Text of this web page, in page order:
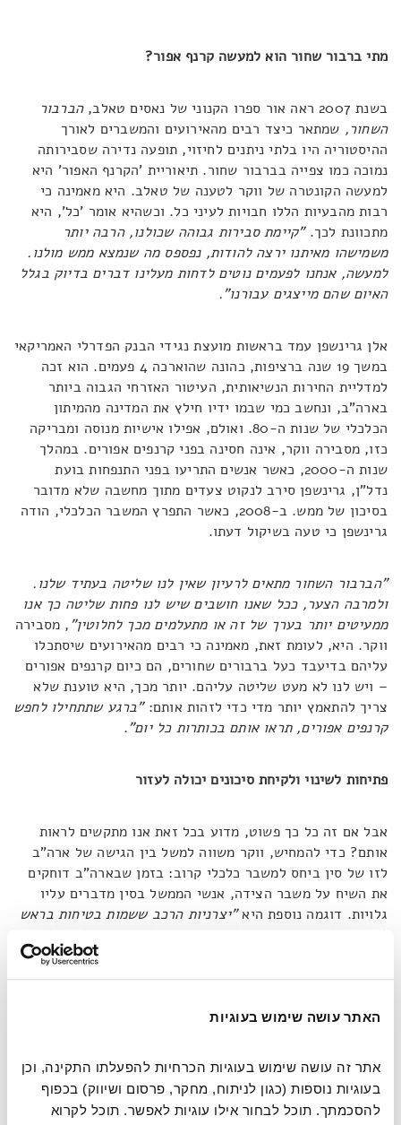
האתר עושה שימוש בעוגיות
מתי ברבור שחור הוא למעשה קרנף אפור?
בשנת 2007 ראה אור ספרו הקנוני של נאסים טאלב,
הברבור
השחור, שמתאר כיצד רבים מהאירועים והמשברים לאורך
ההיסטוריה היו בלתי ניתנים לחיזוי, תופעה נדירה שסבירותה
נמוכה כמו צפייה בברבור שחור. תיאוריית 'הקרנף האפור' היא
למעשה הקונטרה של ווקר לטענה של טאלב. היא מאמינה כי
רבות מהבעיות הללו חבויות לעיני כל. וכשהיא אומר 'כל', היא
מתכוונת לכך."קיימת סבירות גבוהה שכולנו, הרבה יותר
משמישהו מאיתנו ירצה להודות, נפספס מה שנמצא ממש מולנו.
למעשה, אנחנו לפעמים נוטים לדחות מעלינו דברים בדיוק בגלל
האיום שהם מייצגים עבורנו".
אלן גרינשפן עמד בראשות מועצת נגידי הבנק הפדרלי האמריקאי
במשך 19 שנה ברציפות, כהונה שהוארכה 4 פעמים. הוא זכה
למדליית החירות הנשיאותית, העיטור האזרחי הגבוה ביותר
בארה"ב, ונחשב כמי שבמו ידיו חילץ את המדינה מהמיתון
הכלכלי של שנות ה-80. ואולם, אפילו אישיות מנוסה ומבריקה
כזו, מסבירה ווקר, אינה חסינה בפני קרנפים אפורים. במהלך
שנות ה-2000, כאשר אנשים התריעו בפני התנפחות בועת
נדל"ן, גרינשפן סירב לנקוט צעדים מתוך מחשבה שלא מדובר
בסיכון של ממש. ב-2008, כאשר התפרץ המשבר הכלכלי, הודה
גרינשפן כי טעה בשיקול דעתו.
"הברבור השחור מתאים לרעיון שאין לנו שליטה בעתיד שלנו.
ולמרבה הצער, ככל שאנו חושבים שיש לנו פחות שליטה כך אנו
ממעיטים יותר בערך של זה או מתעלמים מכך לחלוטין", מסבירה
ווקר. היא, לעומת זאת, מאמינה כי רבים מהאירועים שיסתכלו
עליהם בדיעבד כעל ברבורים שחורים, הם כיום קרנפים אפורים
– ויש לנו לא מעט שליטה עליהם. יותר מכך, היא טוענת שלא
צריך להתאמץ יותר מדי כדי לזהות אותם:"ברגע שתתחילו לחפש
קרנפים אפורים, תראו אותם בכותרות כל יום".
פתיחות לשינוי ולקיחת סיכונים יכולה לעזור
אבל אם זה כל כך פשוט, מדוע בכל זאת אנו מתקשים לראות
אותם? כדי להמחיש, ווקר משווה למשל בין הגישה של ארה"ב
לזו של סין ביחס למשבר כלכלי קרוב: בזמן שבארה"ב דוחקים
את השיח על משבר הצידה, אנשי הממשל בסין מדברים עליו
גלויות. דוגמה נוספת היא"יצרניות הרכב ששמות בטיחות בראש
. ההבדלים הללו קיימים בכל רמה, עד
לאינדיבידואל, ומשתנים בין הסובייקטים השונים. ארה"ב אולי
כתער ביחס לזיהום אוויר.
מה שמייצר קרנפים אפורים הוא שילוב של מספר הטיות,
והראשונה בהן, כפי שאפשר ללמוד מהדוגמה של ארה"ב וסין,
היא חברתית-תרבותית."אם אתם חושבים שמישהו סביבכם הולך